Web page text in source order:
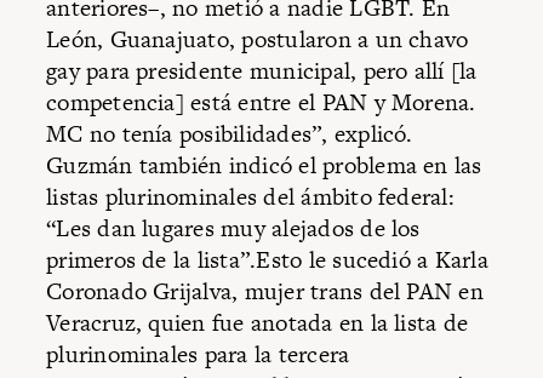
anteriores–, no metió a nadie LGBT. En
León, Guanajuato, postularon a un chavo
gay para presidente municipal, pero allí [la
competencia] está entre el PAN y Morena.
MC no tenía posibilidades”, explicó.
Guzmán también indicó el problema en las
listas plurinominales del ámbito federal:
“Les dan lugares muy alejados de los
primeros de la lista”.Esto le sucedió a Karla
Coronado Grijalva, mujer trans del PAN en
Veracruz, quien fue anotada en la lista de
plurinominales para la tercera